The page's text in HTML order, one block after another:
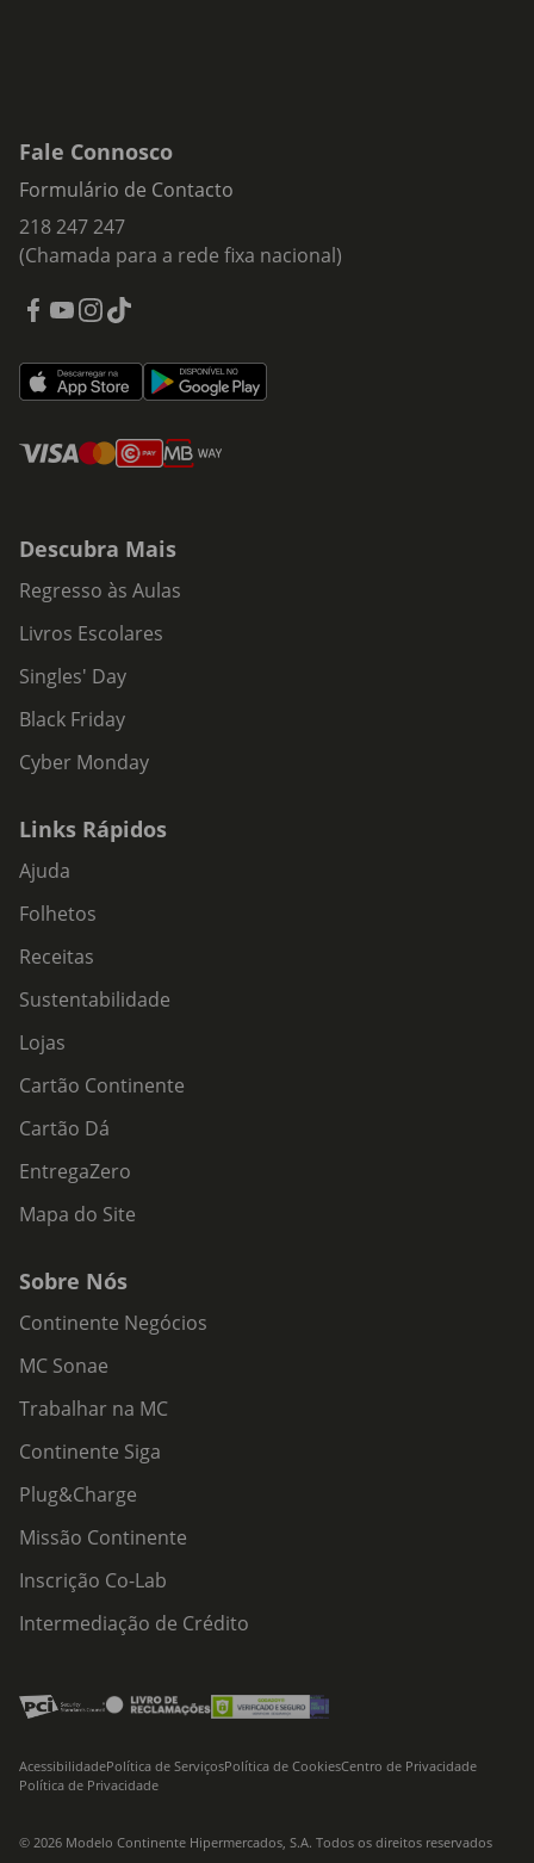
Fale Connosco
Formulário de Contacto
218 247 247
(Chamada para a rede fixa nacional)
Descubra Mais
Regresso às Aulas
Livros Escolares
Singles' Day
Black Friday
Cyber Monday
Links Rápidos
Ajuda
Folhetos
Receitas
Sustentabilidade
Lojas
Cartão Continente
Cartão Dá
EntregaZero
Mapa do Site
Sobre Nós
Continente Negócios
MC Sonae
Trabalhar na MC
Continente Siga
Plug&Charge
Missão Continente
Inscrição Co-Lab
Intermediação de Crédito
© 2026 Modelo Continente Hipermercados, S.A. Todos os direitos reservados
AcessibilidadePolítica de ServiçosPolítica de CookiesCentro de Privacidade
Política de Privacidade